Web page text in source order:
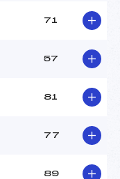
71
57
81
77
89